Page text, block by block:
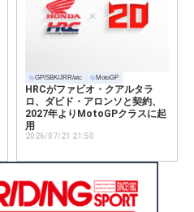
GP/SBK/JRR/etc MotoGP
HRCがファビオ・クアルタラ
ロ、ダビド・アロンソと契約、
2027年よりMotoGPクラスに起
用
2026/07/21 21:50